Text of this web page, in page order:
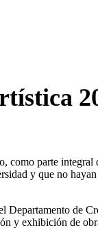
parte integral
y que no
de
y exhibición de